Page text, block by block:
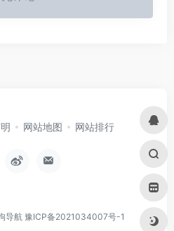
网站地图 网站排行
导航 豫ICP备2021034007号-1